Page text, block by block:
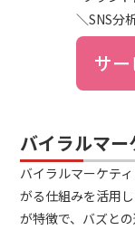
＼SNS分
サ
バイラルマ
バイラルマーケテ
がる仕組みを活用
が特徴で、バズと